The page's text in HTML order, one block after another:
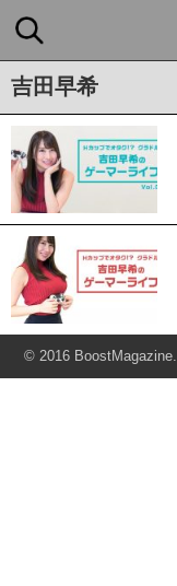
吉田早希
© 2016 BoostMagazine.